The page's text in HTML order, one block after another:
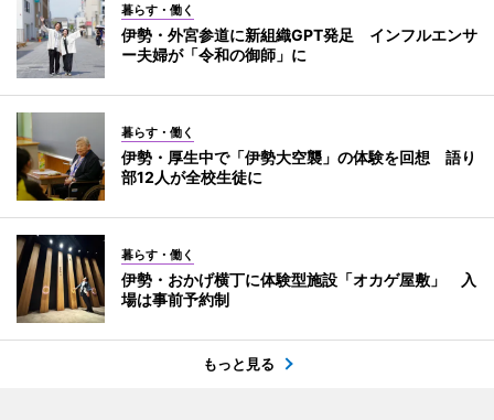
暮らす・働く
伊勢・外宮参道に新組織GPT発足 インフルエンサ
ー夫婦が「令和の御師」に
暮らす・働く
伊勢・厚生中で「伊勢大空襲」の体験を回想 語り
部12人が全校生徒に
暮らす・働く
伊勢・おかげ横丁に体験型施設「オカゲ屋敷」 入
場は事前予約制
もっと見る